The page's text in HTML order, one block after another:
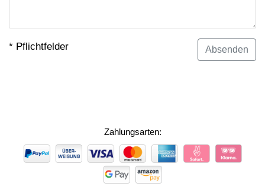
* Pflichtfelder
Zahlungsarten:
ZAHLUNGSARTEN